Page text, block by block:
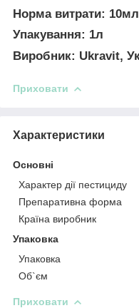
Норма витрати:
Упакування: 1л
Виробник: Ukravit,
Приховати
Характеристики
Основні
Характер дії пестициду
Препаративна форма
Країна виробник
Упаковка
Упаковка
Об`єм
Приховати